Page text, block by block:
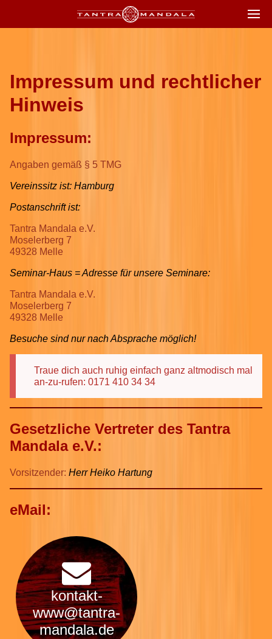
Impressum und rechtlicher
Hinweis
Impressum:
Angaben gemäß § 5 TMG
Vereinssitz ist: Hamburg
Postanschrift ist:
Tantra Mandala e.V.
Moselerberg 7
49328 Melle
Seminar-Haus = Adresse für unsere Seminare:
Tantra Mandala e.V.
Moselerberg 7
49328 Melle
Besuche sind nur nach Absprache möglich!
Traue dich auch ruhig einfach ganz altmodisch mal
an-zu-rufen: 0171 410 34 34
Gesetzliche Vertreter des Tantra
Mandala e.V.:
Vorsitzender: Herr Heiko Hartung
eMail:
kontakt-
www@tantra-
mandala.de